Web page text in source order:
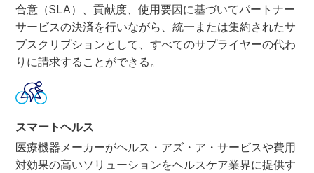
合意（SLA）、貢献度、使用要因に基づいてパートナー
サービスの決済を行いながら、統一または集約されたサ
ブスクリプションとして、すべてのサプライヤーの代わ
りに請求することができる。
スマートヘルス
医療機器メーカーがヘルス・アズ・ア・サービスや費用
対効果の高いソリューションをヘルスケア業界に提供す